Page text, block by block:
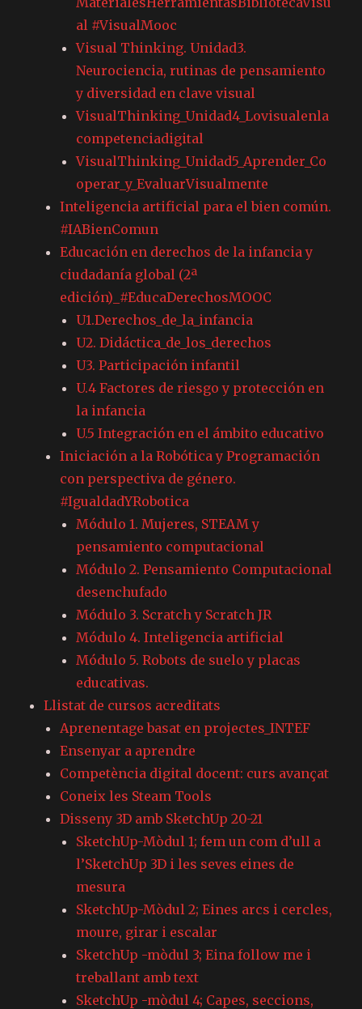
al #VisualMooc
Visual Thinking. Unidad3.
Neurociencia, rutinas de pensamiento
y diversidad en clave visual
VisualThinking_Unidad4_Lovisualenla
competenciadigital
VisualThinking_Unidad5_Aprender_Co
operar_y_EvaluarVisualmente
Inteligencia artificial para el bien común.
#IABienComun
Educación en derechos de la infancia y
ciudadanía global (2ª
edición)_#EducaDerechosMOOC
U1.Derechos_de_la_infancia
U2. Didáctica_de_los_derechos
U3. Participación infantil
U.4 Factores de riesgo y protección en
la infancia
U.5 Integración en el ámbito educativo
Iniciación a la Robótica y Programación
con perspectiva de género.
#IgualdadYRobotica
Módulo 1. Mujeres, STEAM y
pensamiento computacional
Módulo 2. Pensamiento Computacional
desenchufado
Módulo 3. Scratch y Scratch JR
Módulo 4. Inteligencia artificial
Módulo 5. Robots de suelo y placas
educativas.
Llistat de cursos acreditats
Aprenentage basat en projectes_INTEF
Ensenyar a aprendre
Competència digital docent: curs avançat
Coneix les Steam Tools
Disseny 3D amb SketchUp 20-21
SketchUp-Mòdul 1; fem un com d’ull a
l’SketchUp 3D i les seves eines de
mesura
SketchUp-Mòdul 2; Eines arcs i cercles,
moure, girar i escalar
SketchUp -mòdul 3; Eina follow me i
treballant amb text
SketchUp -mòdul 4; Capes, seccions,